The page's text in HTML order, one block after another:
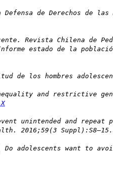
de Derechos de
Revista Chilena de
estado de la
de los hombres
and restrictive
unintended and repeat
2016;59(3
adolescents want to